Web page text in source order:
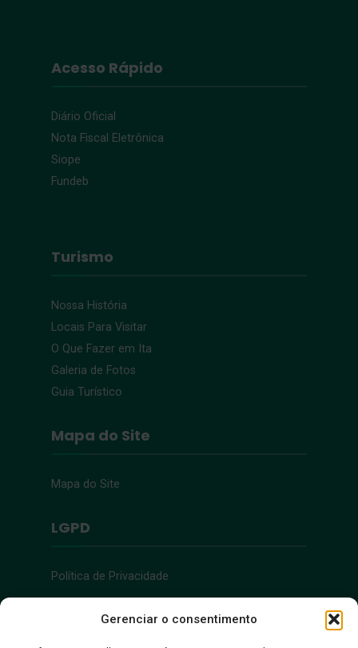
Gerenciar o consentimento
Acesso Rápido
Diário Oficial
Nota Fiscal Eletrônica
Siope
Fundeb
Turismo
Nossa História
Locais Para Visitar
O Que Fazer em Ita
Galeria de Fotos
Guia Turístico
Mapa do Site
Mapa do Site
LGPD
Política de Privacidade
Acessibilidade